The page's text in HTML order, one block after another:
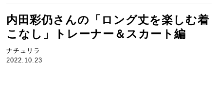
内田彩仍さんの「ロング丈を楽しむ着
こなし」トレーナー＆スカート編
ナチュリラ
2022.10.23